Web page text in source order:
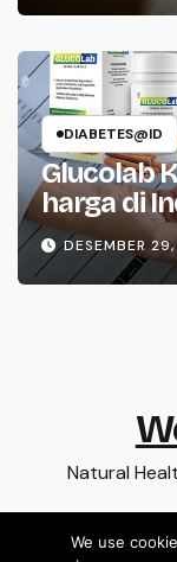
DIABETES@ID
Glucolab
harga di
DESEMBER
Natural
We use